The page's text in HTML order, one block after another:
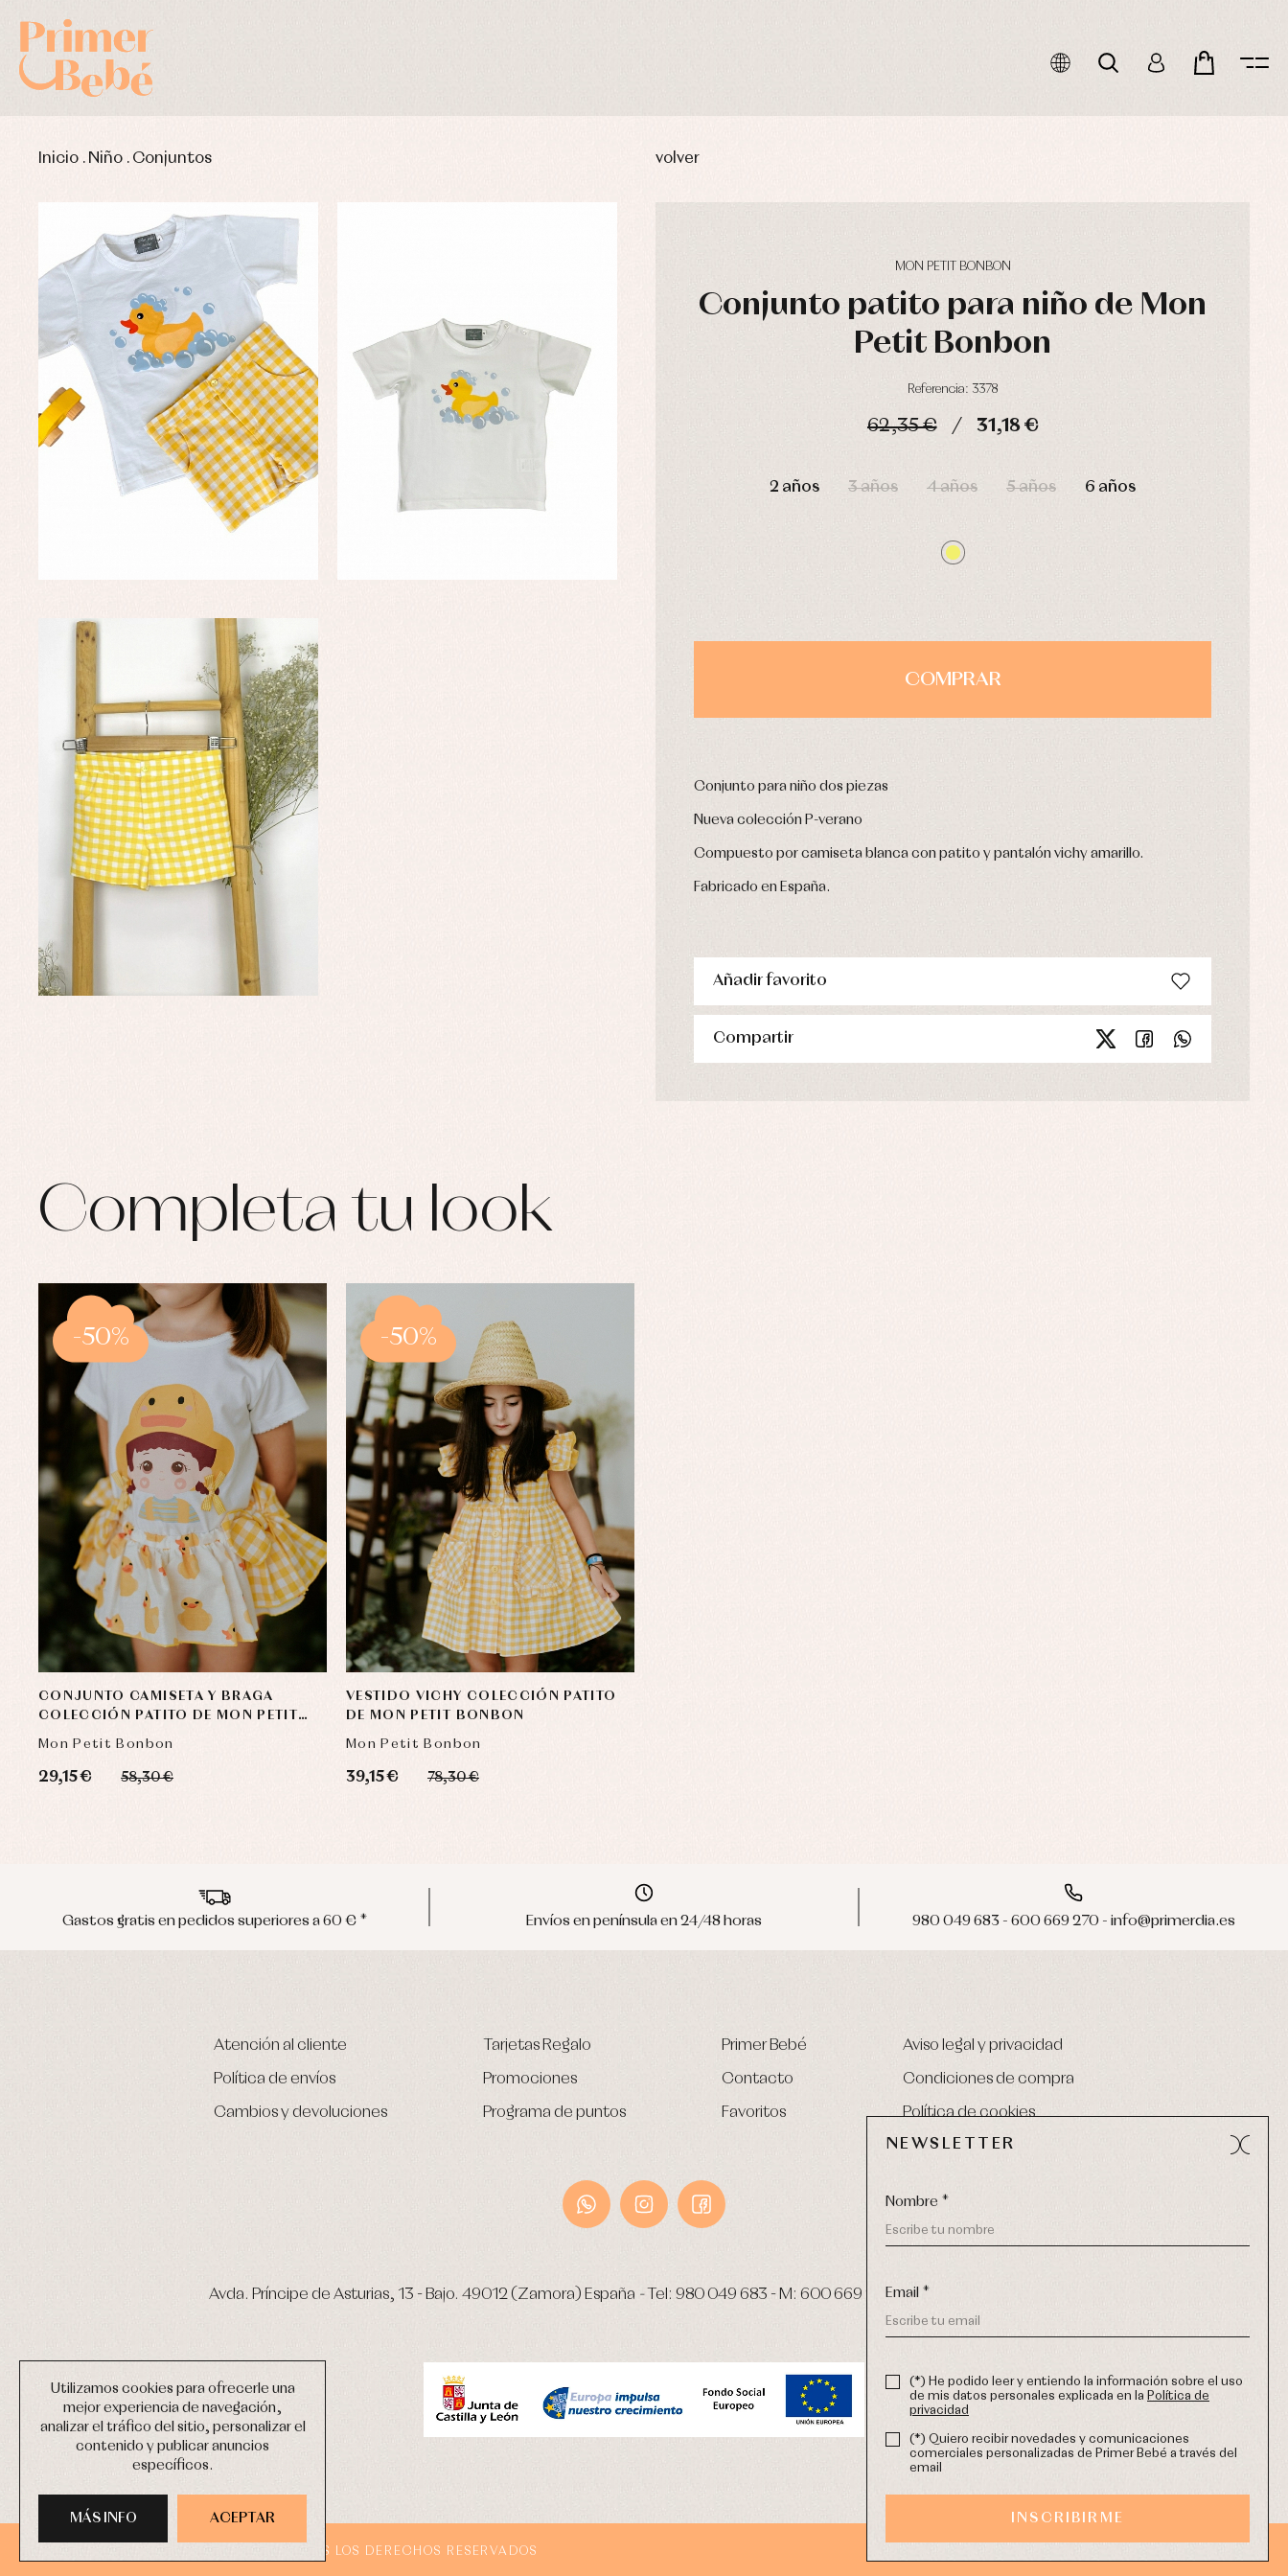
Utilizamos cookies para ofrecerle una
mejor experiencia de navegación,
analizar el tráfico del sitio, personalizar el
contenido y publicar anuncios
específicos.
ACEPTAR
MÁS INFO
Inicio . Niño . Conjuntos volver
MON PETIT BONBON
Conjunto patito para niño de Mon
Petit Bonbon
Referencia: 3378
62,35 € 31,18 €
2 años 3 años 4 años 5 años 6 años
COMPRAR
Conjunto para niño dos piezas
Nueva colección P-verano
Compuesto por camiseta blanca con patito y pantalón vichy amarillo.
Fabricado en España.
Añadir favorito
Compartir
Completa tu look
CONJUNTO CAMISETA Y BRAGA
COLECCIÓN PATITO DE MON PETIT
Mon Petit Bonbon
29,15 € 58,30 €
-50%
VESTIDO VICHY COLECCIÓN PATITO
DE MON PETIT BONBON
Mon Petit Bonbon
39,15 € 78,30 €
-50%
Gastos gratis en pedidos superiores a 60 € * Envíos en península en 24/48 horas 980 049 683 - 600 669 270 - info@primerdia.es
Atención al cliente
Política de envíos
Cambios y devoluciones
Tarjetas Regalo
Promociones
Programa de puntos
Primer Bebé
Contacto
Favoritos
Aviso legal y privacidad
Condiciones de compra
Política de cookies
Avda. Príncipe de Asturias, 13 - Bajo. 49012 (Zamora) España -Tel: 980 049 683 - M: 600 669 270-email:
TODOS LOS DERECHOS RESERVADOS
NEWSLETTER
Nombre *
Email *
(*) He podido leer y entiendo la información sobre el uso
de mis datos personales explicada en la Política de
privacidad
(*) Quiero recibir novedades y comunicaciones
comerciales personalizadas de Primer Bebé a través del
email
INSCRIBIRME
Complementos de bautizo
Conjuntos
Faldones de bautizo
Peleles y ranitas
Conjuntos
Faldones de bebé
Peleles y ranitas
Ropa interior, bodys,
pijamas...
Blusas y camisas
Chaquetas y abrigos
Ropa interior